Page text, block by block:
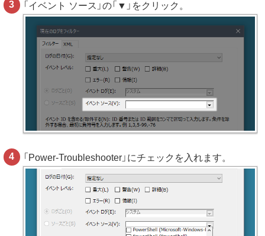
「イベント ソース」の「▼」をクリック。
「Power-Troubleshooter」にチェックを入れます。